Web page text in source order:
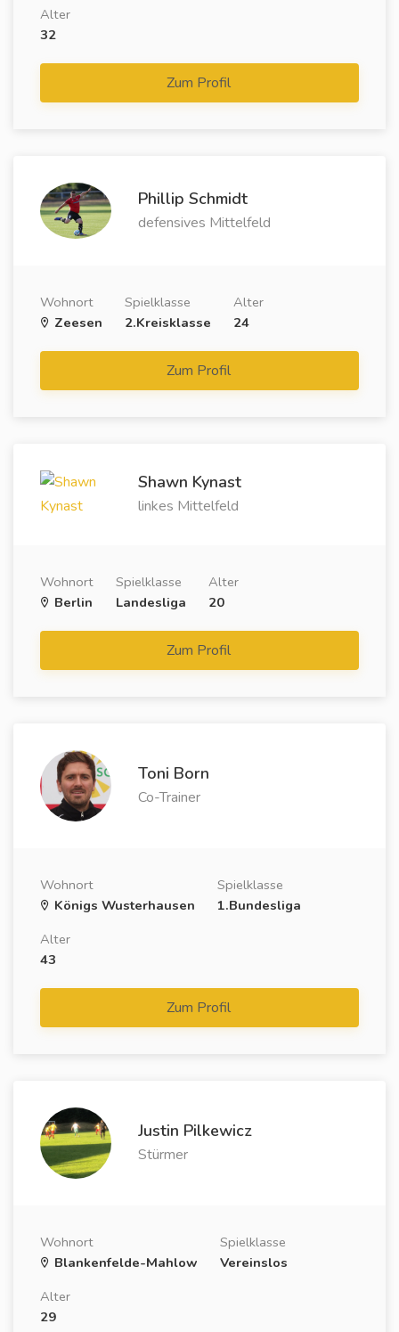
Alter
32
Zum Profil
Phillip Schmidt
defensives Mittelfeld
Wohnort
Zeesen
Spielklasse
2.Kreisklasse
Alter
24
Zum Profil
Shawn Kynast
linkes Mittelfeld
Wohnort
Berlin
Spielklasse
Landesliga
Alter
20
Zum Profil
Toni Born
Co-Trainer
Wohnort
Königs Wusterhausen
Spielklasse
1.Bundesliga
Alter
43
Zum Profil
Justin Pilkewicz
Stürmer
Wohnort
Blankenfelde-Mahlow
Spielklasse
Vereinslos
Alter
29